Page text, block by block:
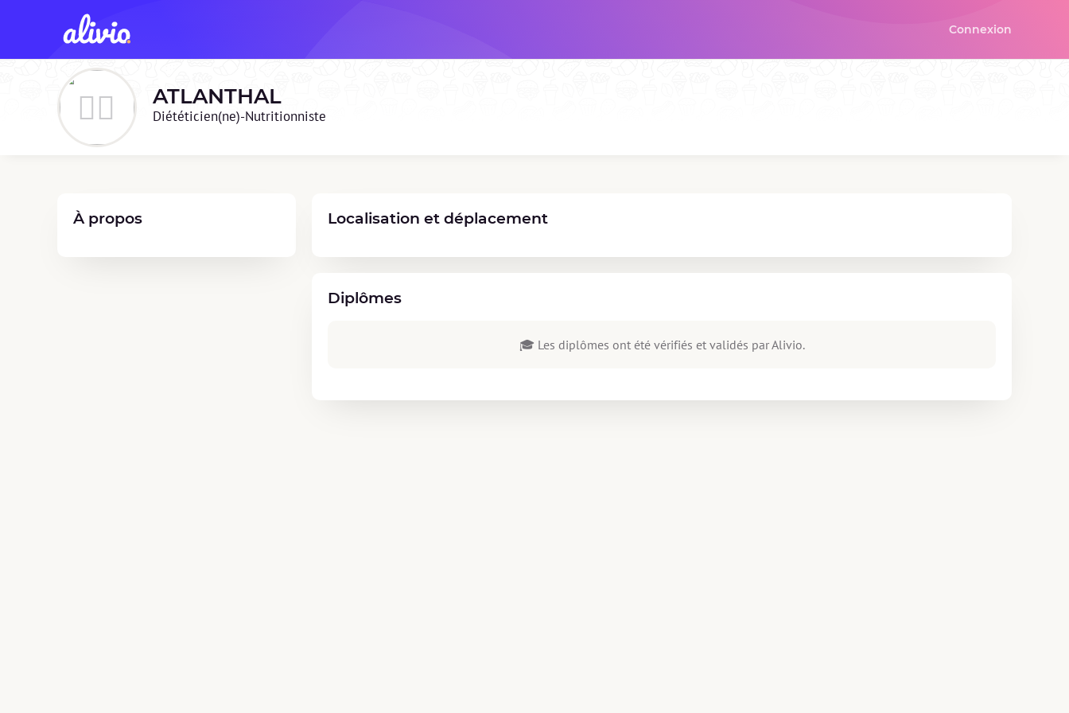
Connexion
ATLANTHAL
Diététicien(ne)-Nutritionniste
À propos Localisation et déplacement
Diplômes
🎓 Les diplômes ont été vérifiés et validés par Alivio.